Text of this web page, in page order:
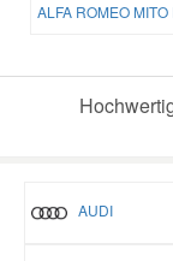
ALFA ROMEO
AUDI
Porsche